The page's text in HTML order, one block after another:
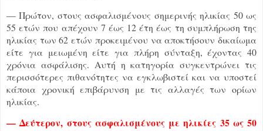
— Πρώτον, στους ασφαλισμένους σημερινής ηλικίας 50 ως
55 ετών που απέχουν 7 έως 12 έτη έως τη συμπλήρωση της
ηλικίας των 62 ετών προκειμένου να αποκτήσουν δικαίωμα
είτε για μειωμένη είτε για πλήρη σύνταξη, έχοντας 40
χρόνια ασφάλισης. Αυτή η κατηγορία συγκεντρώνει τις
περισσότερες πιθανότητες να εγκλωβιστεί και να υποστεί
κάποια χρονική επιβάρυνση με τις αλλαγές των ορίων
ηλικίας.
— Δεύτερον, στους ασφαλισμένους με ηλικίες 35 ως 50